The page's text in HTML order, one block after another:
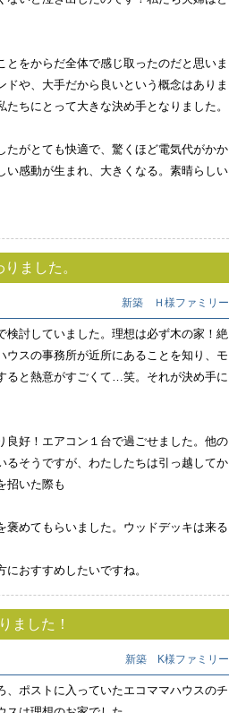
をからだ全体で感じ取ったのだと思いま
や、大手だから良いという概念はありま
ちにとって大きな決め手となりました。
たがとても快適で、驚くほど電気代がかか
い感動が生まれ、大きくなる。素晴らしい
ました。
新築 Ｈ様ファミリー
討していました。理想は必ず木の家！絶
スの事務所が近所にあることを知り、モ
ると熱意がすごくて…笑。それが決め手に
好！エアコン１台で過ごせました。他の
そうですが、わたしたちは引っ越してか
招いた際も
褒めてもらいました。ウッドデッキは来る
おすすめしたいですね。
ました！
新築 K様ファミリー
ポストに入っていたエコママハウスのチ